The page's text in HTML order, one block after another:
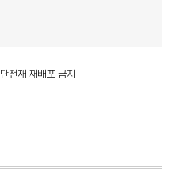
전재·재배포 금지